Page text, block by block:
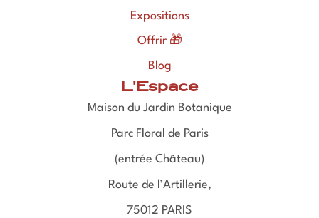
Expositions
Offrir 🎁
Blog
L'Espace
Maison du Jardin Botanique
Parc Floral de Paris
(entrée Château)
Route de l’Artillerie,
75012 PARIS